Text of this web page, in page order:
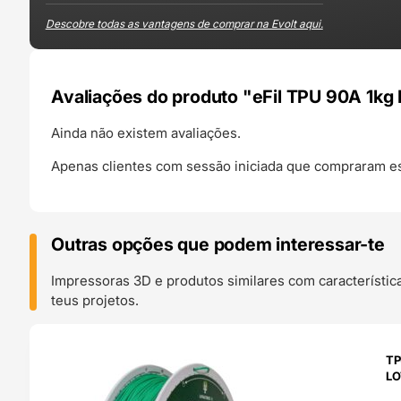
Descobre todas as vantagens de comprar na Evolt aqui.
Avaliações do produto "eFil TPU 90A 1kg
Ainda não existem avaliações.
Apenas clientes com sessão iniciada que compraram
Outras opções que podem interessar-te
Impressoras 3D e produtos similares com
teus projetos.